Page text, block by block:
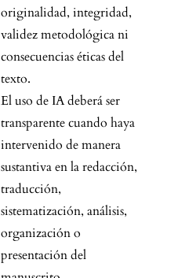
originalidad, integridad,
validez metodológica ni
consecuencias éticas del
texto.
El uso de IA deberá ser
transparente cuando haya
intervenido de manera
sustantiva en la redacción,
traducción,
sistematización, análisis,
organización o
presentación del